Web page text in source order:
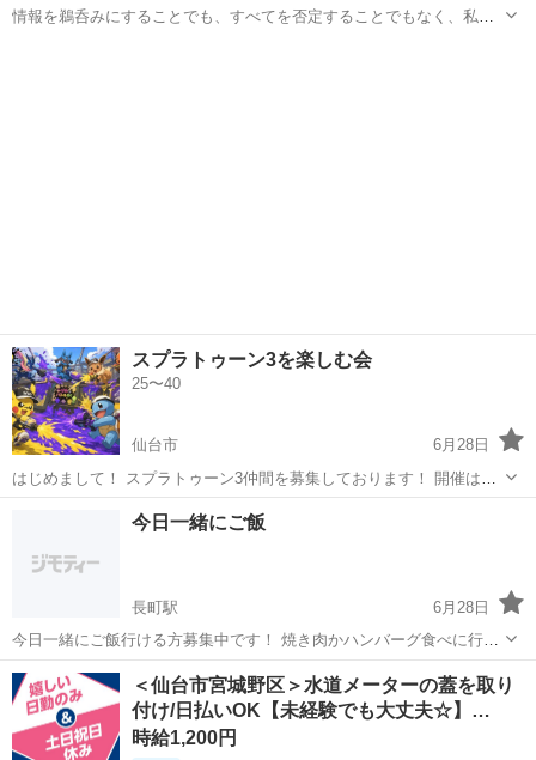
情報を鵜呑みにすることでも、すべてを否定することでもなく、私た
スプラトゥーン3を楽しむ会
25〜40
仙台市
6月28日
はじめまして！ スプラトゥーン3仲間を募集しております！ 開催は不
定期開催となります！ LINE通話又はディスコードとゆうアプリをつな
いでやろうと思いますのでよろしくお願い致します🙇 詳しくはお問い
その他 スプラトゥーン
今日一緒にご飯
長町駅
6月28日
今日一緒にご飯行ける方募集中です！ 焼き肉かハンバーグ食べに行き
たいです😌 迎えにこれる方でお願いします。
宮城 仙台市 長町駅 その他 ご飯
＜仙台市宮城野区＞水道メーターの蓋を取り
付け/日払いOK【未経験でも大丈夫☆】…
時給1,200円